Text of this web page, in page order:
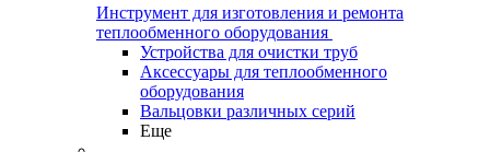
Инструмент для изготовления и ремонта
теплообменного оборудования
Устройства для очистки труб
Аксессуары для теплообменного
оборудования
Вальцовки различных серий
Еще